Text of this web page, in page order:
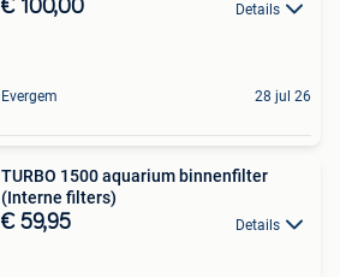
€ 100,00 Details
Evergem 28 jul 26
TURBO 1500 aquarium binnenfilter
(Interne filters)
€ 59,95 Details